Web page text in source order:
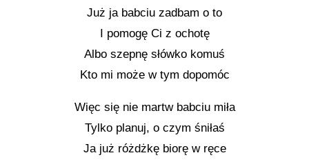
Już ja babciu zadbam o to
I pomogę Ci z ochotę
Albo szepnę słówko komuś
Kto mi może w tym dopomóc
Więc się nie martw babciu miła
Tylko planuj, o czym śniłaś
Ja już różdżkę biorę w ręce